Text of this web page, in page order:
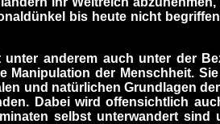
bis heute nicht
anderem auch unter der
der Menschheit.
und natürlichen Grundlagen
Dabei wird offensichtlich
selbst unterwandert